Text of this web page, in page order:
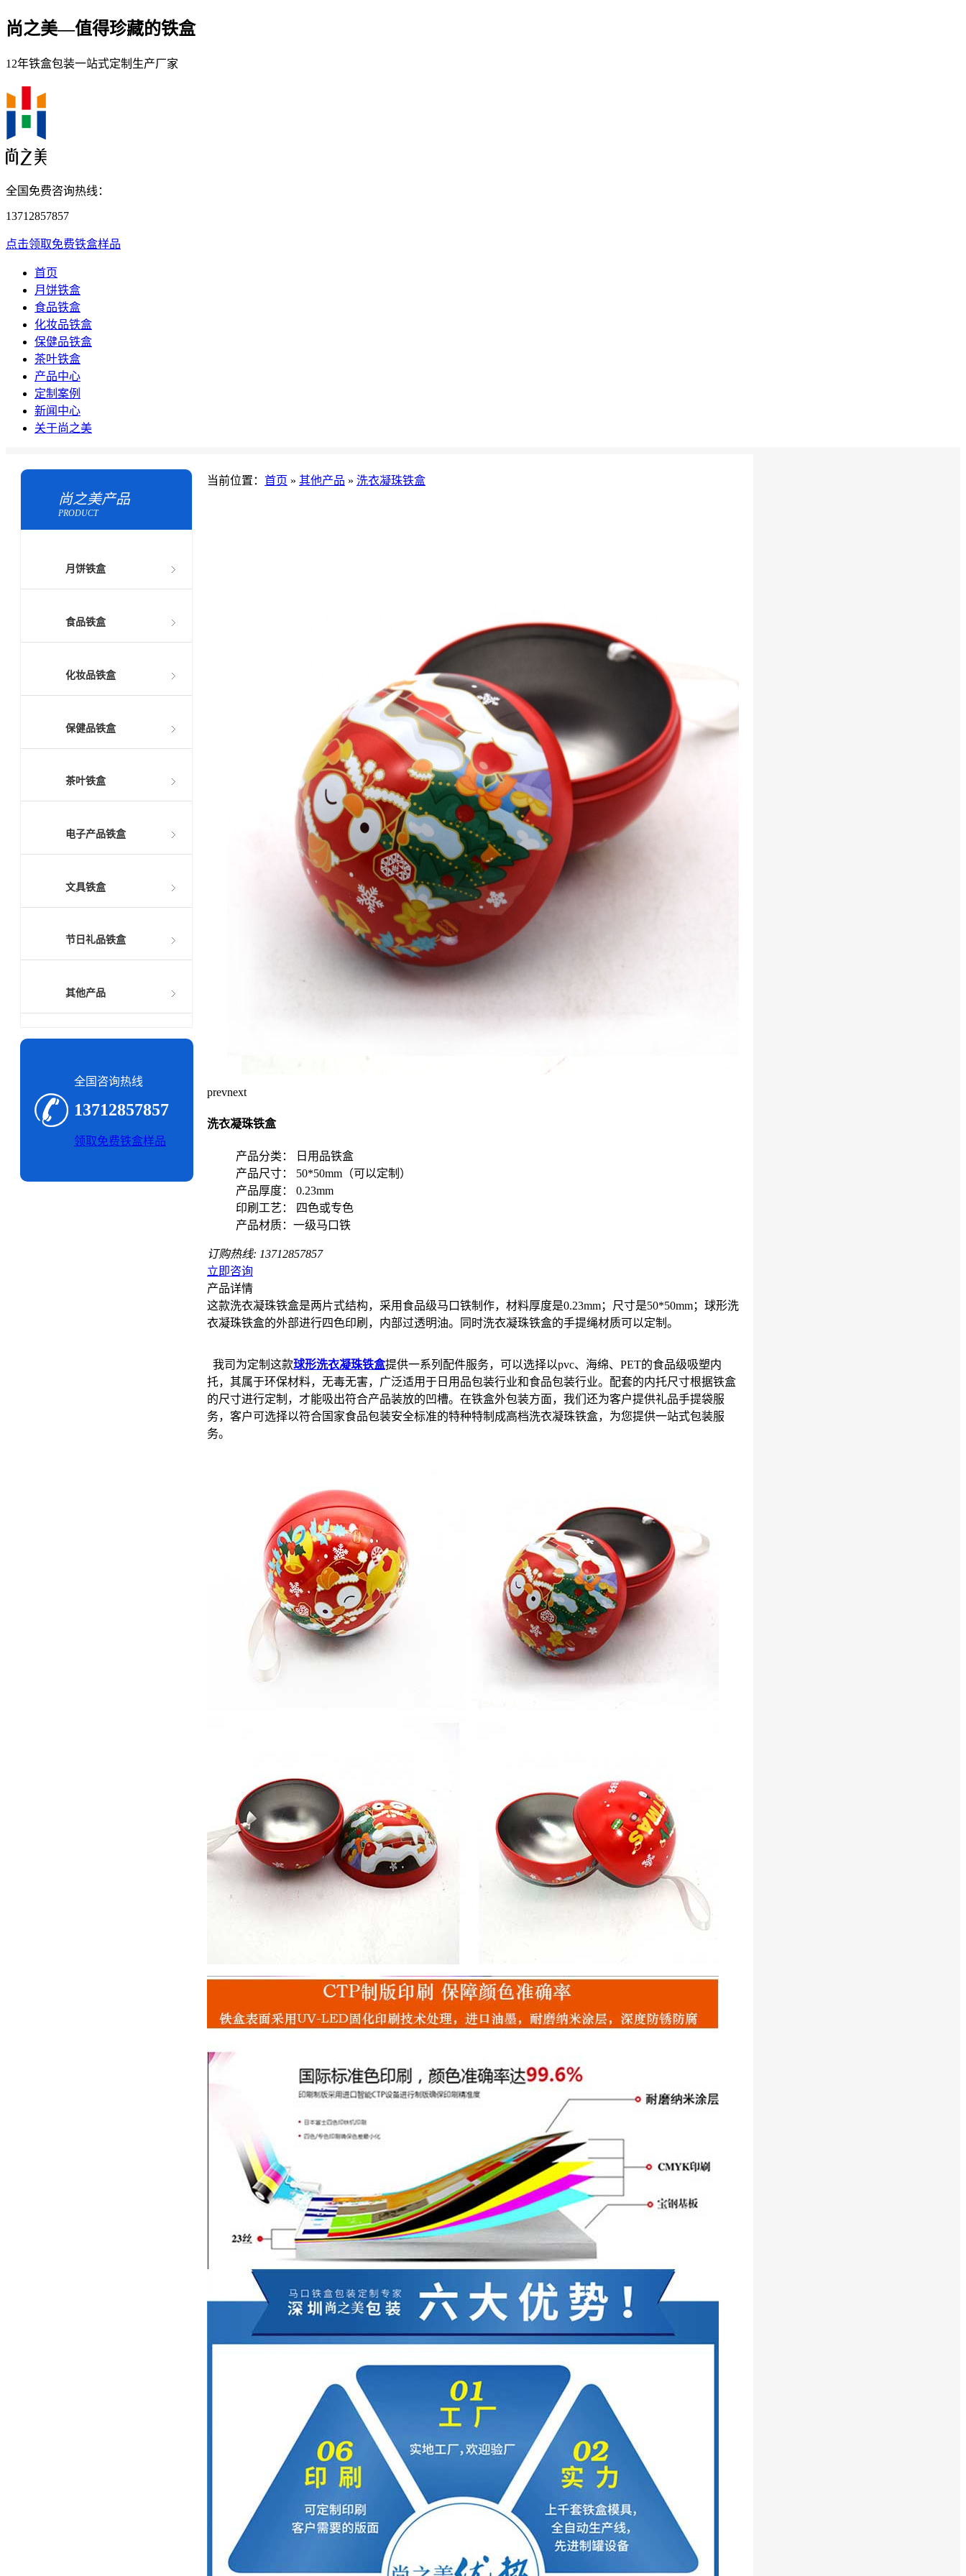
尚之美—值得珍藏的铁盒
12年铁盒包装一站式定制生产厂家
全国免费咨询热线：
13712857857
点击领取免费铁盒样品
首页
月饼铁盒
食品铁盒
化妆品铁盒
保健品铁盒
茶叶铁盒
产品中心
定制案例
新闻中心
关于尚之美
当前位置： 首页 » 其他产品 » 洗衣凝珠铁盒
prevnext
洗衣凝珠铁盒
产品分类： 日用品铁盒
产品尺寸： 50*50mm（可以定制）
产品厚度： 0.23mm
印刷工艺： 四色或专色
产品材质：一级马口铁
订购热线: 13712857857
立即咨询
产品详情
这款洗衣凝珠铁盒是两片式结构，采用食品级马口铁制作，材料厚度是0.23mm；尺寸是50*50mm；球形洗
衣凝珠铁盒的外部进行四色印刷，内部过透明油。同时洗衣凝珠铁盒的手提绳材质可以定制。
我司为定制这款球形洗衣凝珠铁盒提供一系列配件服务，可以选择以pvc、海绵、PET的食品级吸塑内
托，其属于环保材料，无毒无害，广泛适用于日用品包装行业和食品包装行业。配套的内托尺寸根据铁盒
的尺寸进行定制，才能吸出符合产品装放的凹槽。在铁盒外包装方面，我们还为客户提供礼品手提袋服
务，客户可选择以符合国家食品包装安全标准的特种特制成高档洗衣凝珠铁盒，为您提供一站式包装服
务。
尚之美产品
PRODUCT
月饼铁盒
食品铁盒
化妆品铁盒
保健品铁盒
茶叶铁盒
电子产品铁盒
文具铁盒
节日礼品铁盒
其他产品
全国咨询热线
13712857857
领取免费铁盒样品